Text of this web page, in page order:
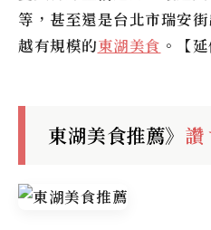
等，甚至還是台北市瑞安
越有規模的東湖美食 。【
東湖美食推薦》 讚